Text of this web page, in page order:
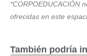
*CORPOEDUCACIÓN
ofrecidas en este
También podría